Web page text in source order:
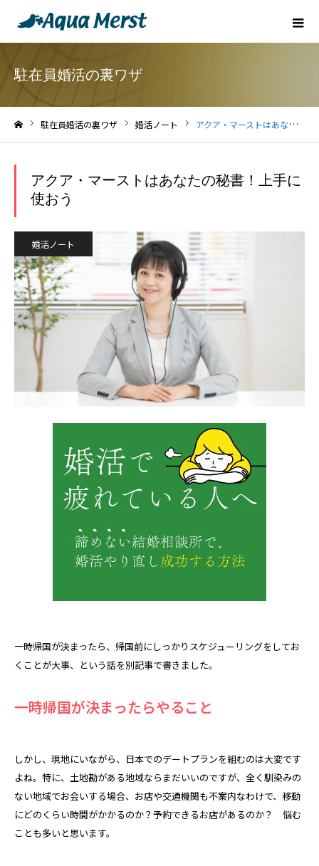
駐在員婚活の裏ワザ
駐在員婚活の裏ワザ 婚活ノート アクア・マーストはあなたの秘書！上手に使おう
アクア・マーストはあなたの秘書！上手に
使おう
婚活ノート
一時帰国が決まったら、帰国前にしっかりスケジューリングをしてお
くことが大事、という話を別記事で書きました。
一時帰国が決まったらやること
しかし、現地にいながら、日本でのデートプランを組むのは大変です
よね。特に、土地勘がある地域ならまだいいのですが、全く馴染みの
ない地域でお会いする場合、お店や交通機関も不案内なわけで、移動
にどのくらい時間がかかるのか？予約できるお店があるのか？ 悩む
ことも多いと思います。